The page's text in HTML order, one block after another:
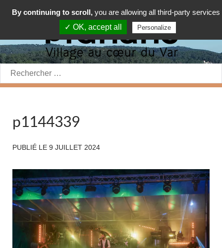
Rechercher:
p1144339
PUBLIÉ LE 9 JUILLET 2024
By continuing to scroll, you are allowing all third-party services
✓ OK, accept all
Personalize